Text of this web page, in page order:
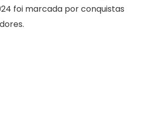
foi marcada por conquistas